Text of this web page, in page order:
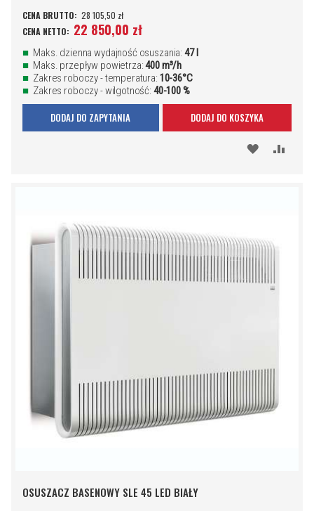
28 105,50 zł
22 850,00 zł
Maks. dzienna wydajność osuszania: 47 l
Maks. przepływ powietrza:400 m³/h
Zakres roboczy - temperatura: 10-36°C
Zakres roboczy - wilgotność: 40-100 %
DODAJ DO KOSZYKA
DODAJ DO ZAPYTANIA
DODAJ
OSUSZACZ BASENOWY SLE 45 LED BIAŁY